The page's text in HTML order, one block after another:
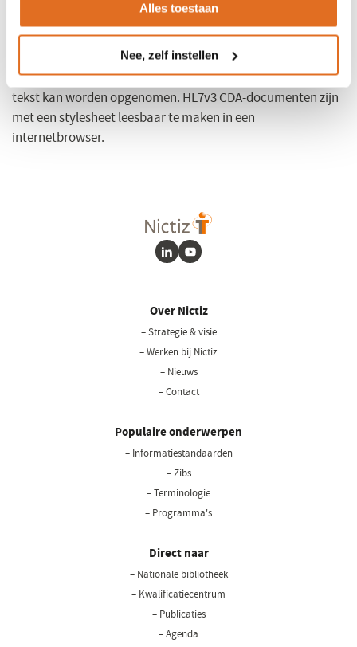
Alles toestaan
Nee, zelf instellen
medische documenten die vooral gericht is op
menselijke leesbaarheid.Het document bevat alle
informatie die nodig is om de inhoud te kunnen
interpreteren. Zowel gestructureerde als ongestructureerde
tekst kan worden opgenomen. HL7v3 CDA-documenten zijn
met een stylesheet leesbaar te maken in een
internetbrowser.
LinkedInYoutube
Over Nictiz
– Strategie & visie
– Werken bij Nictiz
– Nieuws
– Contact
Populaire onderwerpen
– Informatiestandaarden
– Zibs
– Terminologie
– Programma's
Direct naar
– Nationale bibliotheek(opent
– Kwalificatiecentrum
– Publicaties
– Agenda